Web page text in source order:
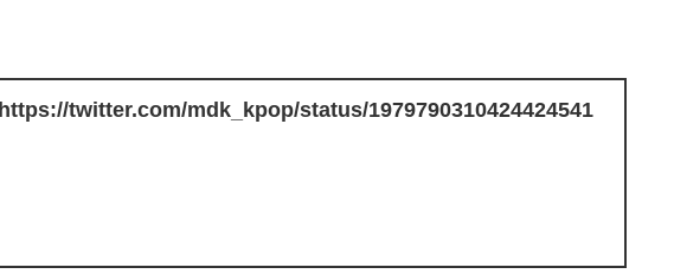
https://twitter.com/mdk_kpop/status/1979790310424424541